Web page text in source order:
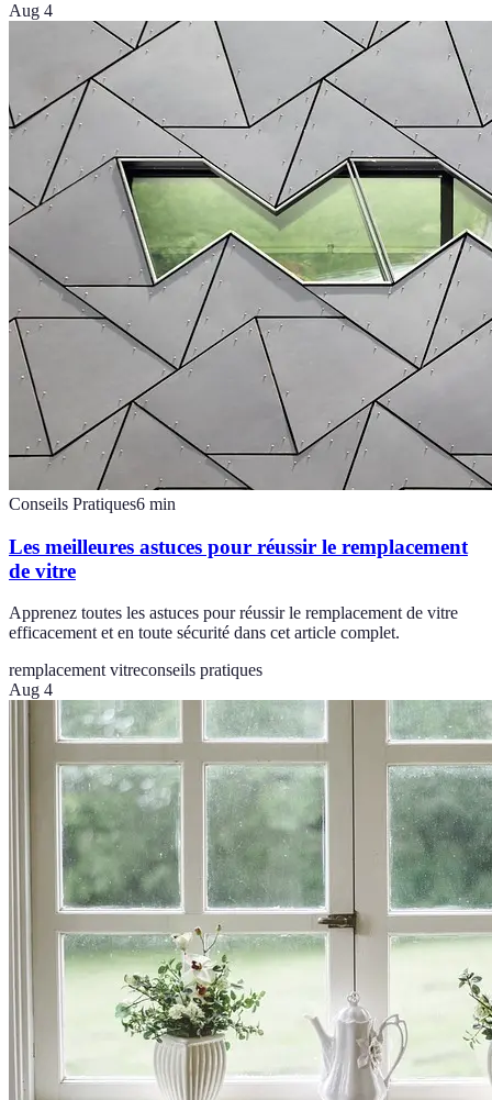
Aug 4
Conseils Pratiques6 min
Les meilleures astuces pour réussir le remplacement
de vitre
Apprenez toutes les astuces pour réussir le remplacement de vitre
efficacement et en toute sécurité dans cet article complet.
remplacement vitreconseils pratiques
Aug 4